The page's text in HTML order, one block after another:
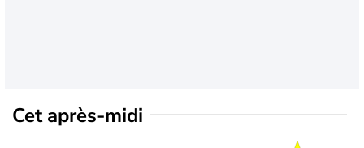
Cet après-midi